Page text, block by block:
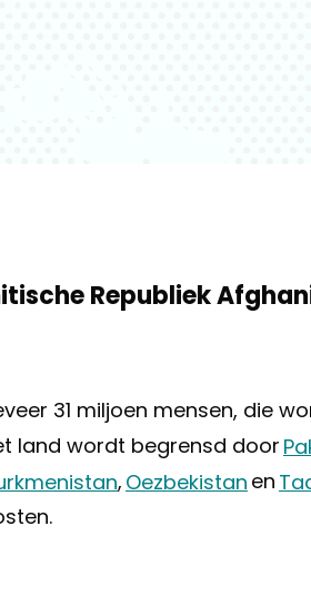
Republiek
31 miljoen mensen, die
land wordt begrensd door
, Oezbekistan en